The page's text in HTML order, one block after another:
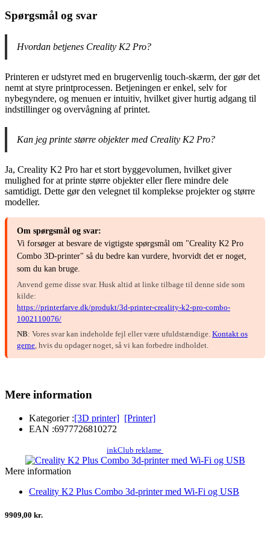
Spørgsmål og svar
Hvordan betjenes Creality K2 Pro?
Printeren er udstyret med en brugervenlig touch-skærm, der gør det
nemt at styre printprocessen. Betjeningen er enkel, selv for
nybegyndere, og menuen er intuitiv, hvilket giver hurtig adgang til
indstillinger og overvågning af printet.
Kan jeg printe større objekter med Creality K2 Pro?
Ja, Creality K2 Pro har et stort byggevolumen, hvilket giver
mulighed for at printe større objekter eller flere mindre dele
samtidigt. Dette gør den velegnet til komplekse projekter og større
modeller.
Om spørgsmål og svar:
Vi forsøger at besvare de vigtigste spørgsmål om "Creality K2 Pro
Combo 3D-printer" så du bedre kan vurdere, hvorvidt det er noget,
som du kan bruge.
Anvend gerne disse svar. Husk altid at linke tilbage til denne side som
kilde:
https://printerfarve.dk/produkt/3d-printer-creality-k2-pro-combo-
1002110076/
NB: Vores svar kan indeholde fejl eller være ufuldstændige. Kontakt os
gerne , hvis du opdager noget, så vi kan forbedre indholdet.
Mere information
Kategorier :[3D printer] [Printer]
EAN :6977726810272
inkClub reklame
Mere information
Creality K2 Plus Combo 3d-printer med Wi-Fi og USB
9909,00 kr.